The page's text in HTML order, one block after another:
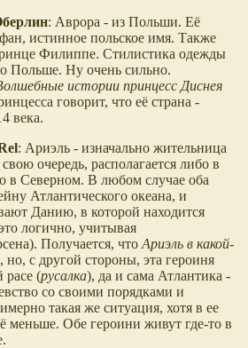
: Аврора - из Польши. Её
истинное польское имя. Также
Филиппе. Стилистика одежды
Польше. Ну очень сильно.
истории принцесс Диснея
говорит, что её страна -
века.
: Ариэль - изначально жительница
очередь, располагается либо в
в Северном. В любом случае оба
Атлантического океана, и
Данию, в которой находится
логично, учитывая
Получается, что Ариэль в какой-
, но, с другой стороны, эта героиня
расе (русалка), да и сама Атлантика -
со своими порядками и
такая же ситуация, хотя в ее
меньше. Обе героини живут где-то в